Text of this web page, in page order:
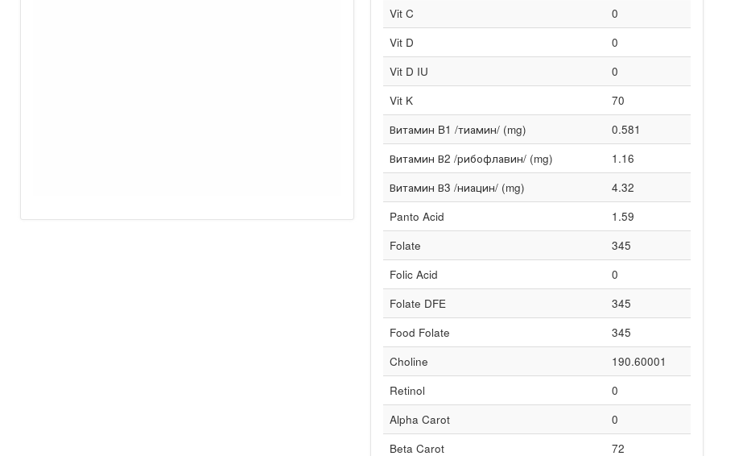
Vit C
0
Vit D
0
Vit D IU
0
Vit K
70
Витамин B1 /тиамин/ (mg)
0.581
Витамин В2 /рибофлавин/ (mg)
1.16
Витамин В3 /ниацин/ (mg)
4.32
Panto Acid
1.59
Folate
345
Folic Acid
0
Folate DFE
345
Food Folate
345
Choline
190.60001
Retinol
0
Alpha Carot
0
Beta Carot
72